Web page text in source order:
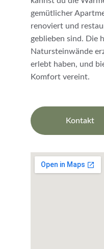
gemütlicher
renoviert und
geblieben sind. Die
Natursteinwände
erlebt haben, und
Komfort vereint.
Kontakt